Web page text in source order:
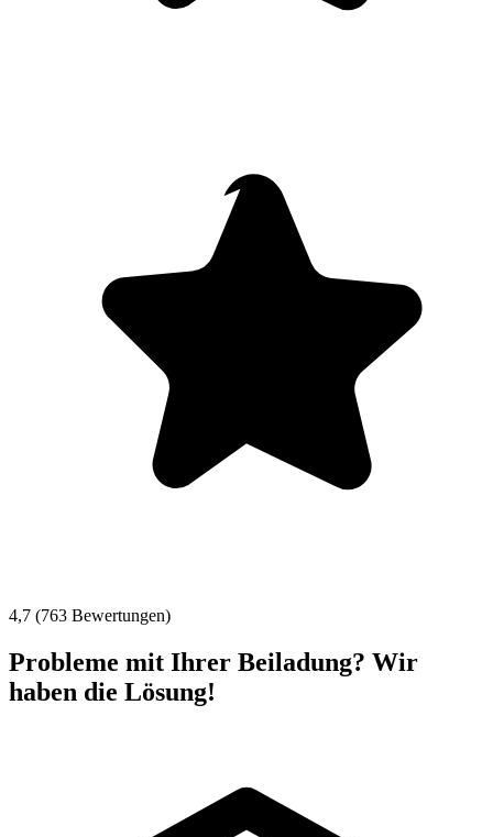
4,7 (763 Bewertungen)
Probleme mit Ihrer Beiladung? Wir
haben die Lösung!